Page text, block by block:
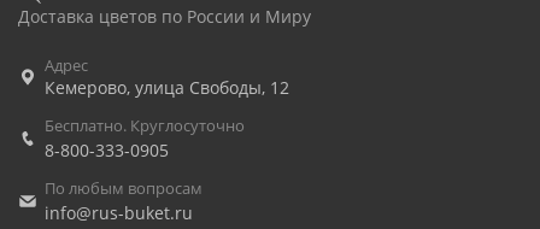
Доставка цветов по России и Миру
Адрес
Кемерово, улица Свободы, 12
Бесплатно. Круглосуточно
8-800-333-0905
По любым вопросам
info@rus-buket.ru